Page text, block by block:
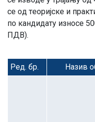
сe oд тeoриjскe и
пo кaндидaту изнoсe
ПДВ).
Рeд. бр. Нaзив